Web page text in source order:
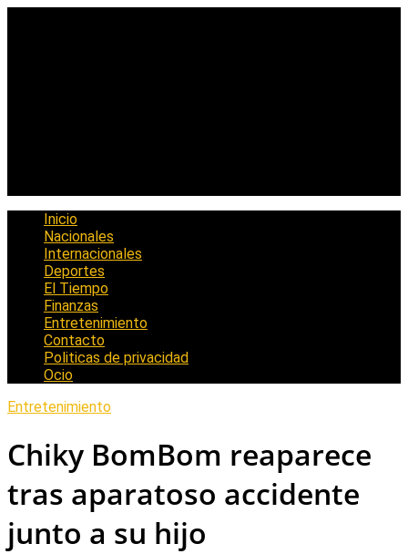
Inicio
Nacionales
Internacionales
Deportes
El Tiempo
Finanzas
Entretenimiento
Contacto
Politicas de privacidad
Ocio
Entretenimiento
Chiky BomBom reaparece
tras aparatoso accidente
junto a su hijo